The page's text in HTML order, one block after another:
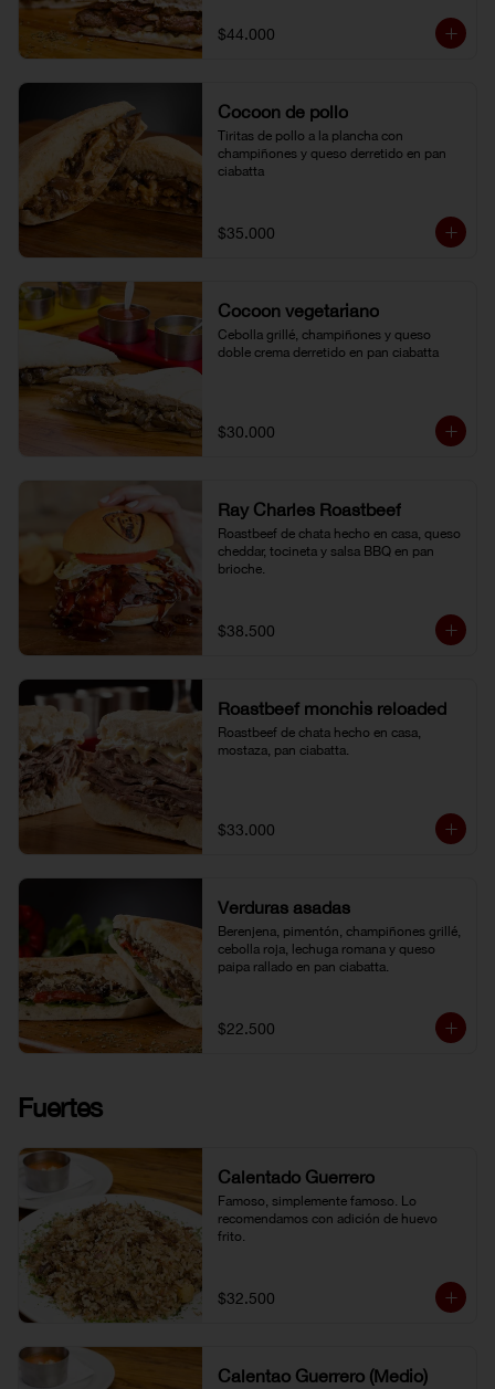
$44.000
Cocoon de pollo
Tiritas de pollo a la plancha con
champiñones y queso derretido en pan
ciabatta
$35.000
Cocoon vegetariano
Cebolla grillé, champiñones y queso
doble crema derretido en pan ciabatta
$30.000
Ray Charles Roastbeef
Roastbeef de chata hecho en casa, queso
cheddar, tocineta y salsa BBQ en pan
brioche.
$38.500
Roastbeef monchis reloaded
Roastbeef de chata hecho en casa,
mostaza, pan ciabatta.
$33.000
Verduras asadas
Berenjena, pimentón, champiñones grillé,
cebolla roja, lechuga romana y queso
paipa rallado en pan ciabatta.
$22.500
Fuertes
Calentado Guerrero
Famoso, simplemente famoso. Lo
recomendamos con adición de huevo
frito.
$32.500
Calentao Guerrero (Medio)